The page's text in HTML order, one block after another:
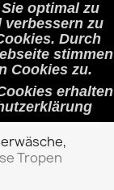
optimal zu
zu
Durch
stimmen
Cookies zu.
erhalten
shopping_cart (0)

Tropen